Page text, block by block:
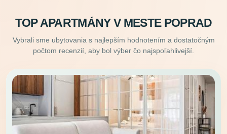
TOP APARTMÁNY V MESTE POPRAD
Vybrali sme ubytovania s najlepším hodnotením a dostatočným
počtom recenzií, aby bol výber čo najspoľahlivejší.